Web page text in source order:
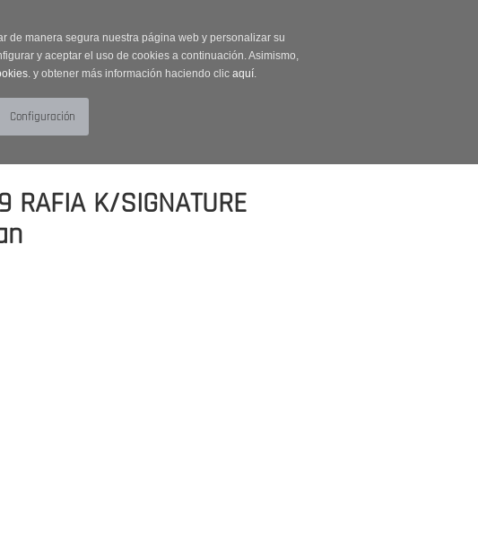
de manera segura nuestra página web y personalizar su
y aceptar el uso de cookies a continuación. Asimismo,
y obtener más información haciendo clic aquí.
RAFIA K/SIGNATURE